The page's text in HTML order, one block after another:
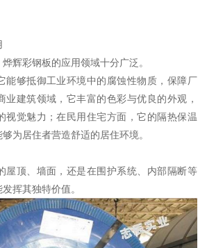
辉彩钢板的应用领域十分广泛。
能够抵御工业环境中的腐蚀性物质，保障厂
业建筑领域，它丰富的色彩与优良的外观，
视觉魅力；在民用住宅方面，它的隔热保温
为居住者营造舒适的居住环境。
屋顶、墙面，还是在围护系统、内部隔断等
挥其独特价值。